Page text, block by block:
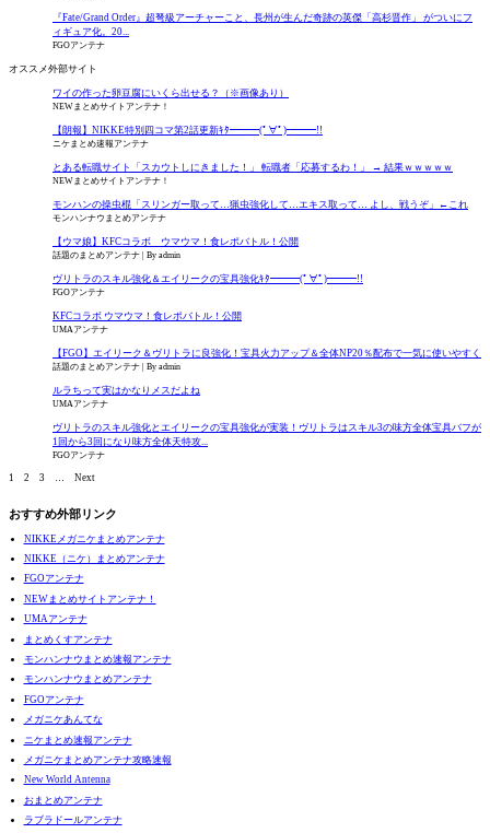
『Fate/Grand Order』超弩級アーチャーこと、長州が生んだ奇跡の英傑「高杉晋作」 がついにフ
ィギュア化。20...
FGOアンテナ
オススメ外部サイト
ワイの作った卵豆腐にいくら出せる？（※画像あり）
NEWまとめサイトアンテナ！
【朗報】NIKKE特別四コマ第2話更新ｷﾀ━━━(ﾟ∀ﾟ)━━━!!
ニケまとめ速報アンテナ
とある転職サイト「スカウトしにきました！」 転職者「応募するわ！」 → 結果ｗｗｗｗｗ
NEWまとめサイトアンテナ！
モンハンの操虫棍「スリンガー取って…猟虫強化して…エキス取って… よし、戦うぞ」←これ
モンハンナウまとめアンテナ
【ウマ娘】KFCコラボ ウマウマ！食レポバトル！公開
話題のまとめアンテナ By admin
ヴリトラのスキル強化＆エイリークの宝具強化ｷﾀ━━━(ﾟ∀ﾟ)━━━!!
FGOアンテナ
KFCコラボ ウマウマ！食レポバトル！公開
UMAアンテナ
【FGO】エイリーク＆ヴリトラに良強化！宝具火力アップ＆全体NP20％配布で一気に使いやすく
話題のまとめアンテナ By admin
ルラちって実はかなりメスだよね
UMAアンテナ
ヴリトラのスキル強化とエイリークの宝具強化が実装！ヴリトラはスキル3の味方全体宝具バフが
1回から3回になり味方全体天特攻...
FGOアンテナ
1 2 3 Next
おすすめ外部リンク
NIKKEメガニケまとめアンテナ
NIKKE（ニケ）まとめアンテナ
FGOアンテナ
NEWまとめサイトアンテナ！
UMAアンテナ
まとめくすアンテナ
モンハンナウまとめ速報アンテナ
モンハンナウまとめアンテナ
FGOアンテナ
メガニケあんてな
ニケまとめ速報アンテナ
メガニケまとめアンテナ攻略速報
New World Antenna
おまとめアンテナ
ラブラドールアンテナ